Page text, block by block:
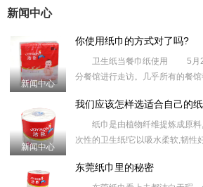
新闻中心
新闻中心
你使用纸巾的方式对了吗?
卫生纸当餐巾纸使用 5月27
分餐馆进行走访。几乎所有的餐
记者走访发
新闻中心
我们应该怎样选适合自己的
纸巾是由植物纤维提炼成原料,
次性的卫生纸!它以吸水柔软,韧性
择具
东莞纸巾里的秘密